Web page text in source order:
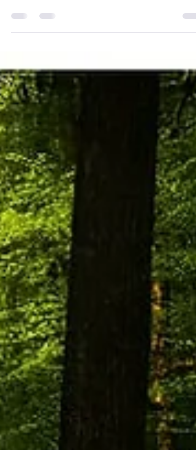
e Fernanda Vidal que foi traduzido e
inspirado no texto...